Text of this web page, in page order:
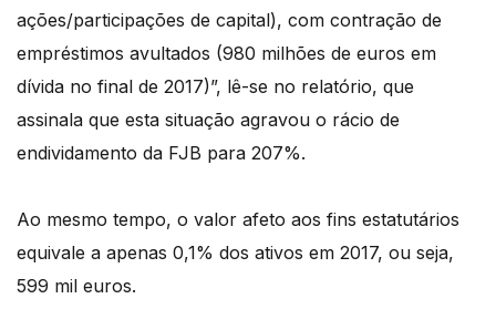
ações/participações de capital), com contração de
empréstimos avultados (980 milhões de euros em
dívida no final de 2017)”, lê-se no relatório, que
assinala que esta situação agravou o rácio de
endividamento da FJB para 207%.
Ao mesmo tempo, o valor afeto aos fins estatutários
equivale a apenas 0,1% dos ativos em 2017, ou seja,
599 mil euros.